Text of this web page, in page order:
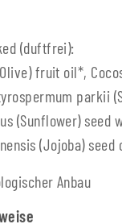
(duftfrei):
fruit oil*,
parkii
(Sunflower) seed
(Jojoba) seed
Anbau